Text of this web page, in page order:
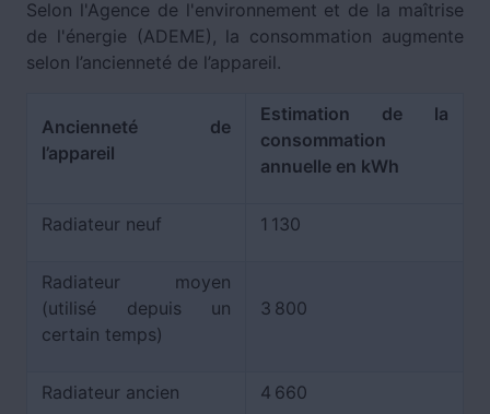
Selon l'Agence de l'environnement et de la maîtrise
de l'énergie (ADEME), la consommation augmente
selon l’ancienneté de l’appareil.
Ancienneté de
l’appareil
Estimation de la
consommation
annuelle en kWh
Radiateur neuf 1 130
Radiateur moyen
(utilisé depuis un
certain temps)
3 800
Radiateur ancien 4 660